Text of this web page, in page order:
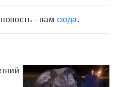
- вам сюда.